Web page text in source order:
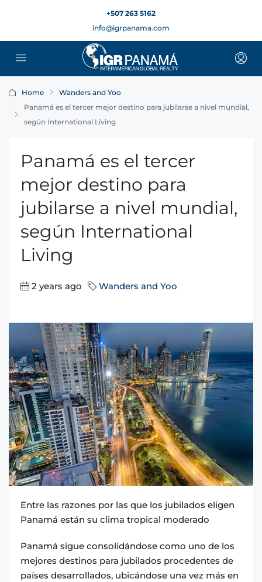
+507 263 5162
info@igrpanama.com
Home
Wanders and Yoo
Panamá es el tercer mejor destino para jubilarse a nivel mundial,
según International Living
Panamá es el tercer
mejor destino para
jubilarse a nivel mundial,
según International
Living
2 years ago Wanders and Yoo
Entre las razones por las que los jubilados eligen
Panamá están su clima tropical moderado
Panamá sigue consolidándose como uno de los
mejores destinos para jubilados procedentes de
países desarrollados, ubicándose una vez más en